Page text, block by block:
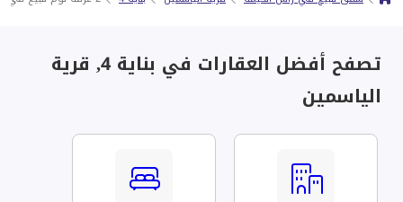
تصفح أفضل العقارات في بناية 4, قرية
الياسمين